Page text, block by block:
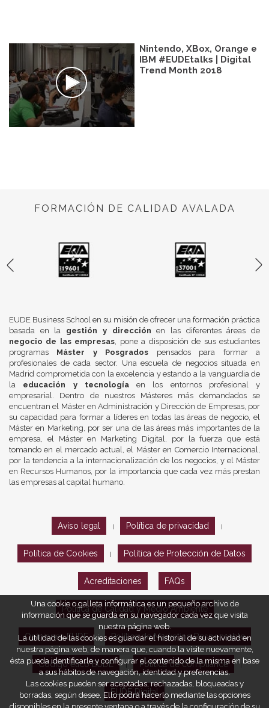
Nintendo, XBox, Orange e
IBM #EUDEtalks | Digital
Trend Month 2018
FORMACIÓN DE CALIDAD AVALADA
EUDE Business School en su misión de ofrecer una formación práctica
basada en la gestión y dirección en las diferentes áreas de
negocio de las empresas, pone a disposición de sus estudiantes
programas Máster y Posgrados pensados para formar a
profesionales de cada sector. Una escuela de negocios situada en
Madrid comprometida con la excelencia y estando a la vanguardia de
la educación y tecnologíaen los entornos profesional y
empresarial. Dentro de nuestros Másteres más demandados se
encuentran el Máster en Administración y Dirección de Empresas, por
su capacidad para formar a líderes en todas las áreas de negocio, el
Máster en Marketing, por ser una de las áreas más importantes de la
empresa, el Máster en Marketing Digital, por la fuerza que está
tomando en el mercado actual, el Máster en Comercio Internacional,
por la tendencia a la internacionalización de los negocios, y el Máster
en Recursos Humanos, por la importancia que cada vez más prestan
las empresas al capital humano.
Aviso legal Política de privacidad
Política de Cookies Política de Protección de Datos
Acreditaciones FAQs
Política de Calidad y Medio Ambiente
Opiniones EUDE Política de Marketing Responsable
Código ético EUDE | Política de compliance |
EUDE Digital
Una cookie o galleta informática es un pequeño archivo de
información que se guarda en su navegador cada vez que visita
nuestra página web.
La utilidad de las cookies es guardar el historial de su actividad en
nuestra página web, de manera que, cuando la visite nuevamente,
ésta pueda identificarle y configurar el contenido de la misma en base
a sus hábitos de navegación, identidad y preferencias.
Las cookies pueden ser aceptadas, rechazadas, bloqueadas y
borradas, según desee. Ello podrá hacerlo mediante las opciones